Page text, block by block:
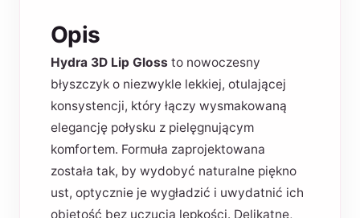
Opis
Hydra 3D Lip Gloss to nowoczesny
błyszczyk o niezwykle lekkiej, otulającej
konsystencji, który łączy wysmakowaną
elegancję połysku z pielęgnującym
komfortem. Formuła zaprojektowana
została tak, by wydobyć naturalne piękno
ust, optycznie je wygładzić i uwydatnić ich
objętość bez uczucia lepkości. Delikatne,